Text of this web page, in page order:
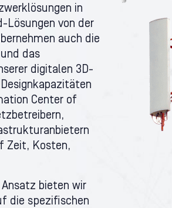
in
Lösungen von der
auch die
das
digitalen 3D-
Center of
Zeit, Kosten,
bieten wir
die spezifischen